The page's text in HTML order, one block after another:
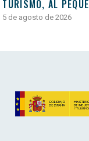
TURISMO, AL
5 de agosto de 2026